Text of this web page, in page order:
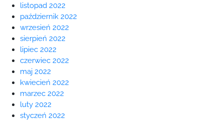
listopad 2022
październik 2022
wrzesień 2022
sierpień 2022
lipiec 2022
czerwiec 2022
maj 2022
kwiecień 2022
marzec 2022
luty 2022
styczeń 2022